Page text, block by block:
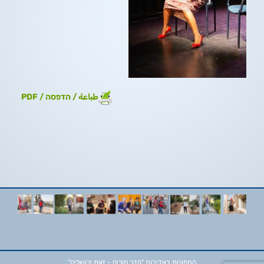
طباعة / הדפסה / PDF
התמונות באדיבות "חדר מורים - זאת ירושלים"